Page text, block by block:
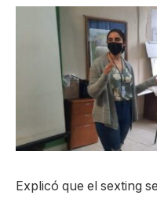
Explicó que el sexting